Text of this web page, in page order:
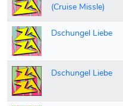
(Cruise Missle)
Dschungel Liebe
Dschungel Liebe